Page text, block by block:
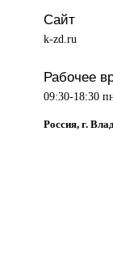
Сайт
k-zd.ru
Рабочее
09:30-18:30
Россия, г.